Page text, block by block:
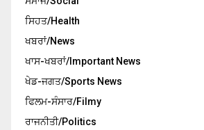
ਸਿਹਤ/Health
ਖਬਰਾਂ/News
ਖਾਸ-ਖਬਰਾਂ/Important News
ਖੇਡ-ਜਗਤ/Sports News
ਫਿਲਮ-ਸੰਸਾਰ/Filmy
ਰਾਜਨੀਤੀ/Politics